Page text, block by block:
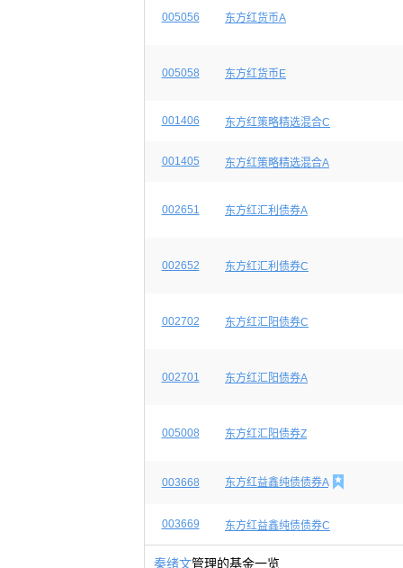
005056 东方红货币A
005058 东方红货币E
001406 东方红策略精选混合C
001405 东方红策略精选混合A
002651 东方红汇利债券A
002652 东方红汇利债券C
002702 东方红汇阳债券C
002701 东方红汇阳债券A
005008 东方红汇阳债券Z
003668 东方红益鑫纯债债券A 
003669 东方红益鑫纯债债券C
秦绪文管理的基金一览